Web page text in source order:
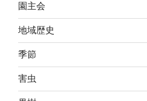
園主会
地域歴史
季節
害虫